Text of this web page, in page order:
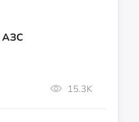
АЗС
15.3K